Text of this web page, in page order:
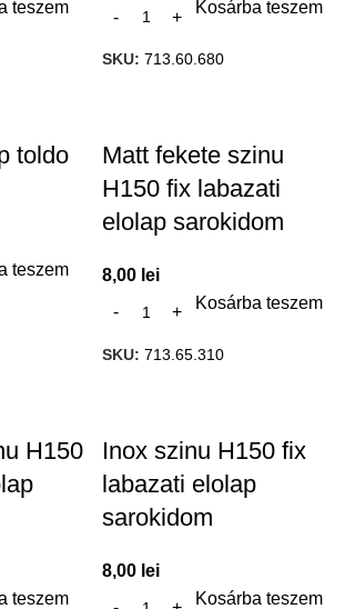
teszem
Kosárba teszem
SKU: 713.60.680
toldo
teszem
Matt fekete szinu
H150 fix labazati
elolap sarokidom
8,00 lei
Kosárba teszem
SKU: 713.65.310
H150
teszem
Inox szinu H150 fix
labazati elolap
sarokidom
8,00 lei
Kosárba teszem